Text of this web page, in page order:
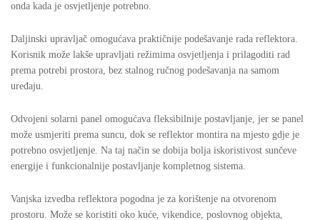
onda kada je osvjetljenje potrebno.
Daljinski upravljač omogućava praktičnije podešavanje rada reflektora.
Korisnik može lakše upravljati režimima osvjetljenja i prilagoditi rad
prema potrebi prostora, bez stalnog ručnog podešavanja na samom
uređaju.
Odvojeni solarni panel omogućava fleksibilnije postavljanje, jer se panel
može usmjeriti prema suncu, dok se reflektor montira na mjesto gdje je
potrebno osvjetljenje. Na taj način se dobija bolja iskoristivost sunčeve
energije i funkcionalnije postavljanje kompletnog sistema.
Vanjska izvedba reflektora pogodna je za korištenje na otvorenom
prostoru. Može se koristiti oko kuće, vikendice, poslovnog objekta,